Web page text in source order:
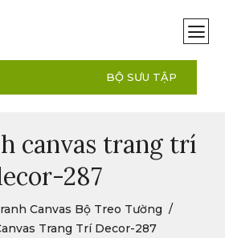
BỘ SƯU TẬP
canvas trang trí
287
Canvas Bộ Treo Tường
Trang Trí Decor-287